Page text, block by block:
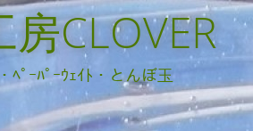
房CLOVER
ﾍﾟｰﾊﾟｰｳｪｲﾄ・とんぼ玉